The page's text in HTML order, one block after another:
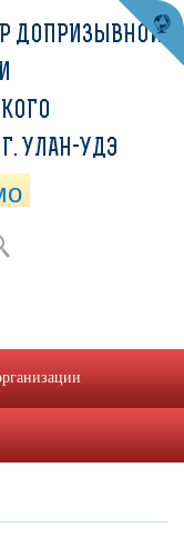
ДОПРИЗЫВНОЙ
УЛАН-УДЭ